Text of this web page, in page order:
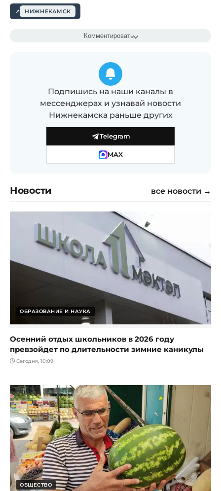
НИЖНЕКАМСК
Комментировать
Подпишись на наши каналы в
мессенджерах и узнавай новости
Нижнекамска раньше других
Telegram
MAX
Новости все новости →
ОБРАЗОВАНИЕ И НАУКА
Осенний отдых школьников в 2026 году
превзойдет по длительности зимние каникулы
Сегодня, 10:09
ОБЩЕСТВО